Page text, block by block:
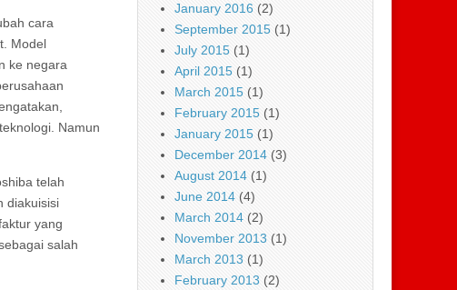
cara
Model
ke negara
Namun
telah
diakuisisi
yang
salah
January 2016 (2)
September 2015 (1)
July 2015 (1)
April 2015 (1)
March 2015 (1)
February 2015 (1)
January 2015 (1)
December 2014 (3)
August 2014 (1)
June 2014 (4)
March 2014 (2)
November 2013 (1)
March 2013 (1)
February 2013 (2)